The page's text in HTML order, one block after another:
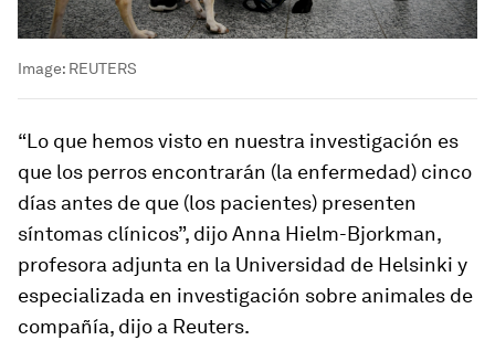
Image: REUTERS
“Lo que hemos visto en nuestra investigación es
que los perros encontrarán (la enfermedad) cinco
días antes de que (los pacientes) presenten
síntomas clínicos”, dijo Anna Hielm-Bjorkman,
profesora adjunta en la Universidad de Helsinki y
especializada en investigación sobre animales de
compañía, dijo a Reuters.